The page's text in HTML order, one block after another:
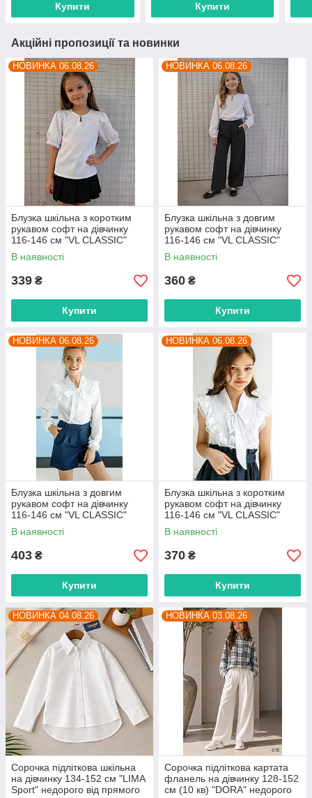
Купити Купити
Акційні пропозиції та новинки
НОВИНКА 06.08.26
Блузка шкільна з коротким
рукавом софт на дівчинку
116-146 см "VL CLASSIC"
недорого від прямого
постачальника
В наявності
339 ₴
Купити
НОВИНКА 06.08.26
Блузка шкільна з довгим
рукавом софт на дівчинку
116-146 см "VL CLASSIC"
недорого від прямого
постачальника
В наявності
360 ₴
Купити
НОВИНКА 06.08.26
Блузка шкільна з довгим
рукавом софт на дівчинку
116-146 см "VL CLASSIC"
недорого від прямого
постачальника
В наявності
403 ₴
Купити
НОВИНКА 06.08.26
Блузка шкільна з коротким
рукавом софт на дівчинку
116-146 см "VL CLASSIC"
недорого від прямого
постачальника
В наявності
370 ₴
Купити
НОВИНКА 04.08.26
Сорочка підліткова шкільна
на дівчинку 134-152 см "LIMA
Sport" недорого від прямого
НОВИНКА 03.08.26
Сорочка підліткова картата
фланель на дівчинку 128-152
см (10 кв) "DORA" недорого